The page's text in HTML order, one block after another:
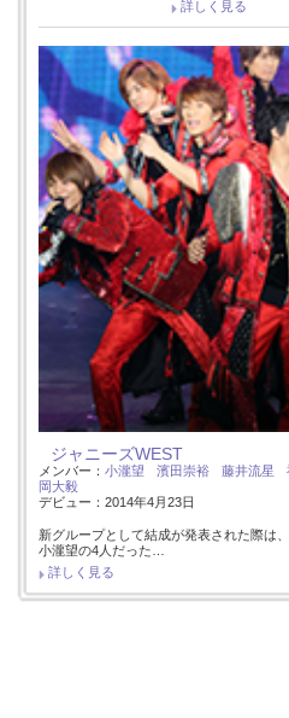
詳しく見る
ジャニーズWEST
メンバー： 小瀧望 濱田崇裕 藤井流星
岡大毅
デビュー：2014年4月23日
新グループとして結成が発表された際は
小瀧望の4人だった…
詳しく見る